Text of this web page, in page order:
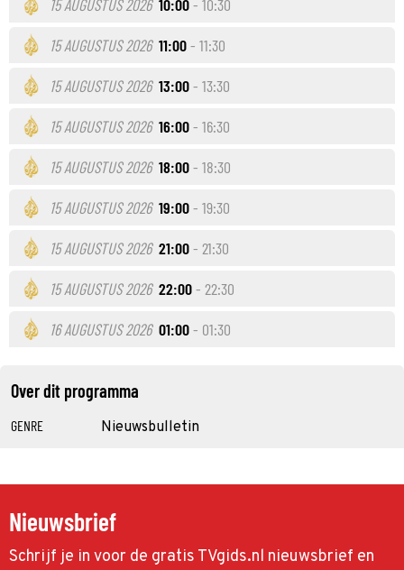
15 AUGUSTUS 2026 10:00- 10:30
15 AUGUSTUS 2026 11:00- 11:30
15 AUGUSTUS 2026 13:00- 13:30
15 AUGUSTUS 2026 16:00- 16:30
15 AUGUSTUS 2026 18:00- 18:30
15 AUGUSTUS 2026 19:00- 19:30
15 AUGUSTUS 2026 21:00- 21:30
15 AUGUSTUS 2026 22:00- 22:30
16 AUGUSTUS 2026 01:00- 01:30
Over dit programma
GENRE Nieuwsbulletin
Nieuwsbrief
Schrijf je in voor de gratis TVgids.nl nieuwsbrief en